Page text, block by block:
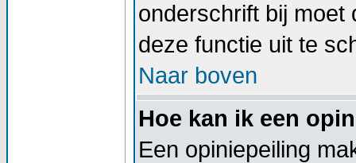
onderschrift bij moet
deze functie uit te
Naar boven
Hoe kan ik een
Een opiniepeiling